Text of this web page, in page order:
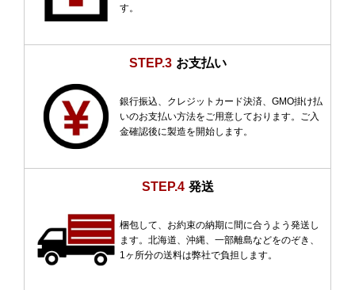
す。
STEP.3 お支払い
銀行振込、クレジットカード決済、GMO掛け払
いのお支払い方法をご用意しております。ご入
金確認後に製造を開始します。
STEP.4 発送
梱包して、お約束の納期に間に合うよう発送し
ます。北海道、沖縄、一部離島などをのぞき、
1ヶ所分の送料は弊社で負担します。